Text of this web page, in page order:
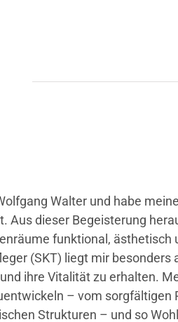
Walter und habe
Aus dieser Begeisterung
funktional,
(SKT) liegt mir
ihre Vitalität zu erhalten.
– vom sorgfältigen
Strukturen – und so